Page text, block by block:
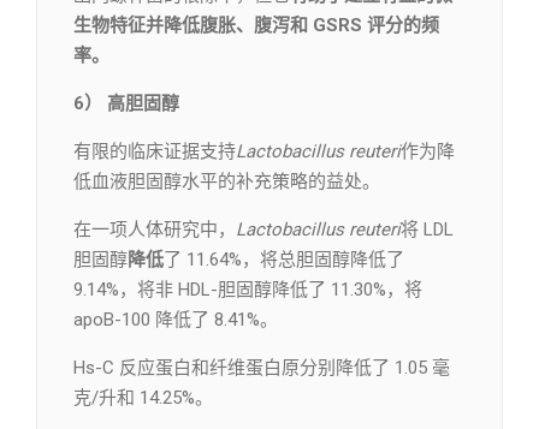
生物特征并降低腹胀、腹泻和 GSRS 评分的频
率。
6） 高胆固醇
有限的临床证据支持Lactobacillus reuteri作为降
低血液胆固醇水平的补充策略的益处。
在一项人体研究中， Lactobacillus reuteri将 LDL
胆固醇降低了 11.64%，将总胆固醇降低了
9.14%，将非 HDL-胆固醇降低了 11.30%，将
apoB-100 降低了 8.41%。
Hs-C 反应蛋白和纤维蛋白原分别降低了 1.05 毫
克/升和 14.25%。